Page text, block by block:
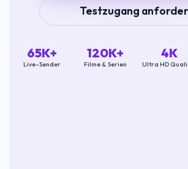
Testzugang
65K+
Live-Sender
120K+
Filme & Serien
4K
Ultra HD